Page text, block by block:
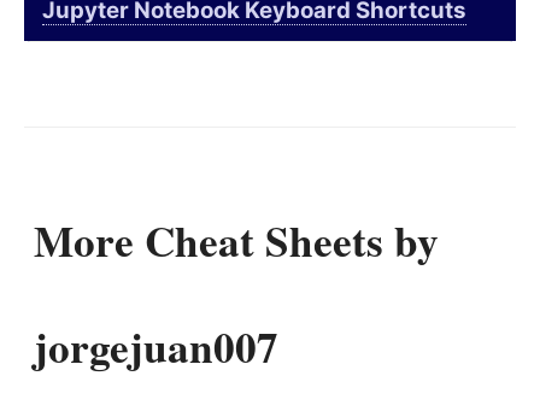
Jupyter Notebook Keyboard Shortcuts
More Cheat Sheets by
jorgejuan007